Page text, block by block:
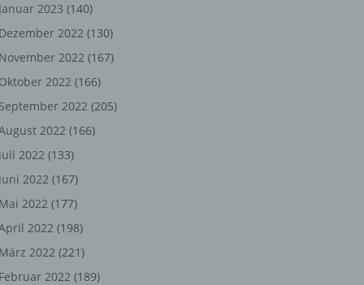
Januar 2023 (140)
Dezember 2022 (130)
November 2022 (167)
Oktober 2022 (166)
September 2022 (205)
2022 (166)
Juli 2022 (133)
Juni 2022 (167)
Mai 2022 (177)
2022 (198)
März 2022 (221)
Februar 2022 (189)
oder